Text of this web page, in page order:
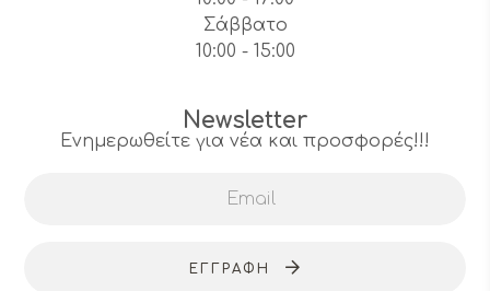
Σάββατο
10:00 - 15:00
Newsletter
Ενημερωθείτε για νέα και προσφορές!!!
ΕΓΓΡΑΦΉ